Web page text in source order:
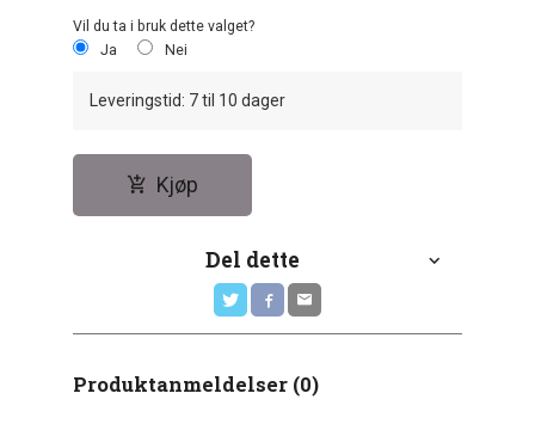
Vil du ta i bruk dette valget?
Ja
Nei
Leveringstid: 7 til 10 dager
Kjøp
Del dette
Produktanmeldelser (0)